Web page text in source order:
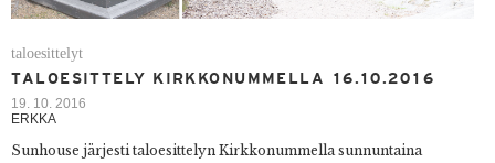
taloesittelyt
TALOESITTELY KIRKKONUMMELLA 16.10.2016
19. 10. 2016
ERKKA
Sunhouse järjesti taloesittelyn Kirkkonummella sunnuntaina